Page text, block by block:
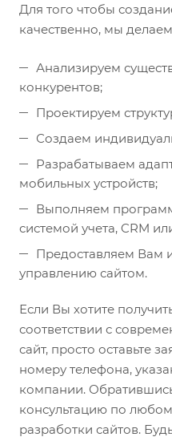
Для того чтобы
качественно, мы
Анализируем
конкурентов;
Проектируем
Создаем
Разрабатываем
мобильных устройств;
Выполняем
системой учета, CRM
Предоставляем Вам
управлению сайтом.
Если Вы хотите
соответствии с
сайт, просто оставьте
номеру телефона,
компании.
консультацию по
разработки сайтов.